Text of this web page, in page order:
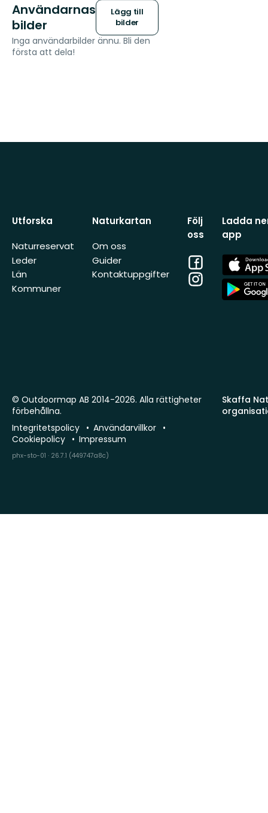
Användarnas
bilder
Lägg till
bilder
Inga användarbilder ännu. Bli den
första att dela!
Utforska
Naturreservat
Leder
Län
Kommuner
Naturkartan
Om oss
Guider
Kontaktuppgifter
Följ
oss
Facebook
Instagram
Ladda
app
App
Store
App
Store
Skaffa
© Outdoormap AB 2014-2026. Alla rättigheter
förbehållna.
Integritetspolicy
Användarvillkor
Cookiepolicy
Impressum
phx-sto-01 · 26.7.1 (449747a8c)